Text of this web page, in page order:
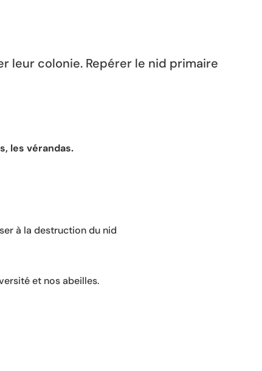
leur colonie. Repérer le nid primaire
les vérandas.
à la destruction du nid
et nos abeilles.